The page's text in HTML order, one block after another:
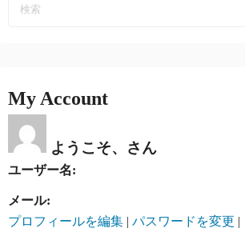
My Account
ようこそ、さん
ユーザー名:
メール:
プロフィールを編集 | パスワードを変更 |